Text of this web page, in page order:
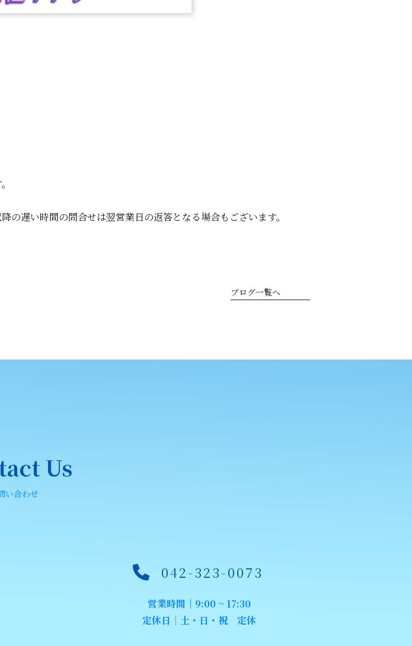
遅い時間の問合せは翌営業日の返答となる場合もございます。
ブログ一覧へ
Us
い合わせ
042-323-0073
営業時間｜9:00 ~ 17:30
定休日｜土・日・祝 定休